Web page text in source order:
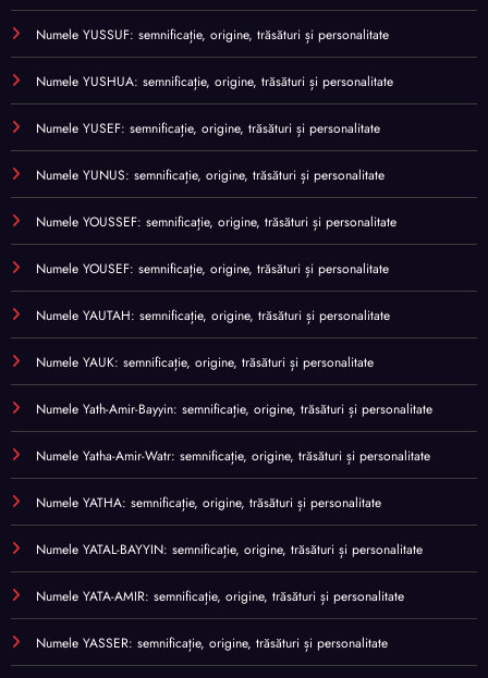
Numele YUSSUF: semnificație, origine, trăsături și personalitate
Numele YUSHUA: semnificație, origine, trăsături și personalitate
Numele YUSEF: semnificație, origine, trăsături și personalitate
Numele YUNUS: semnificație, origine, trăsături și personalitate
Numele YOUSSEF: semnificație, origine, trăsături și personalitate
Numele YOUSEF: semnificație, origine, trăsături și personalitate
Numele YAUTAH: semnificație, origine, trăsături și personalitate
Numele YAUK: semnificație, origine, trăsături și personalitate
Numele Yath-Amir-Bayyin: semnificație, origine, trăsături și personalitate
Numele Yatha-Amir-Watr: semnificație, origine, trăsături și personalitate
Numele YATHA: semnificație, origine, trăsături și personalitate
Numele YATAL-BAYYIN: semnificație, origine, trăsături și personalitate
Numele YATA-AMIR: semnificație, origine, trăsături și personalitate
Numele YASSER: semnificație, origine, trăsături și personalitate